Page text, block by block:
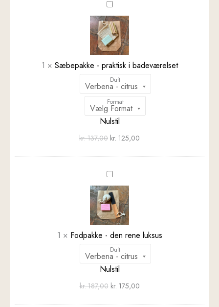
Sæbepakke
-
praktisk
i
badeværelset
1 × Sæbepakke - praktisk i badeværelset
Duft
Format
Nulstil
kr.137,00 kr. 125,00
Fodpakke
-
den
rene
luksus
1 × Fodpakke - den rene luksus
Duft
Nulstil
kr.187,00 kr. 175,00